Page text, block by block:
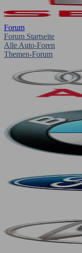
Forum
Forum Startseite
Alle Auto-Foren
Themen-Forum